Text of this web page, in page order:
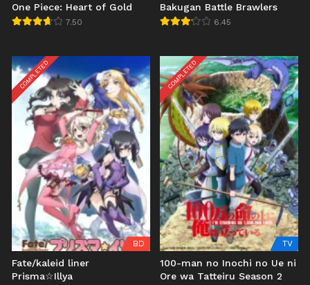
One Piece: Heart of Gold
7.50
Bakugan Battle Brawlers
6.45
COMPLETED
BD
Fate/kaleid liner
Prisma☆Illya
COMPLETED
TV
100-man no Inochi no Ue ni
Ore wa Tatteiru Season 2